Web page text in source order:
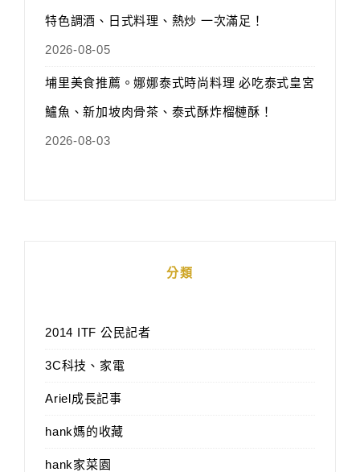
特色調酒、日式料理、熱炒 一次滿足！
2026-08-05
埔里美食推薦。娜娜泰式時尚料理 必吃泰式皇宮
鱸魚、新加坡肉骨茶、泰式酥炸榴槤酥！
2026-08-03
分類
2014 ITF 公民記者
3C科技、家電
Ariel成長記事
hank媽的收藏
hank家菜園